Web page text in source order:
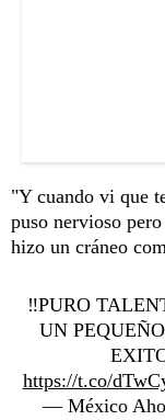
"Y cuando vi que
puso nervioso
hizo un cráneo
‼️PURO
UN
https://t.co/
— México